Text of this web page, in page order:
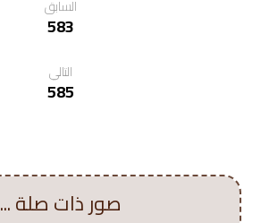
السابق
583
التالي
585
صور ذات صلة ...